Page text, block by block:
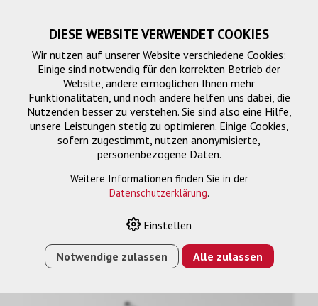
Montage Projektoren
PROJEKTION
UNIVERSALPLATTE XL GRAU <30 KG
DIESE WEBSITE VERWENDET COOKIES
Wir nutzen auf unserer Website verschiedene Cookies:
Einige sind notwendig für den korrekten Betrieb der
Website, andere ermöglichen Ihnen mehr
Funktionalitäten, und noch andere helfen uns dabei, die
Nutzenden besser zu verstehen. Sie sind also eine Hilfe,
unsere Leistungen stetig zu optimieren. Einige Cookies,
sofern zugestimmt, nutzen anonymisierte,
personenbezogene Daten.
Weitere Informationen finden Sie in der
Datenschutzerklärung.
Einstellen
Notwendige zulassen Alle zulassen